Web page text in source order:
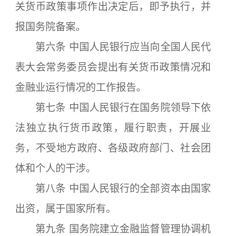
关货币政策事项作出决定后，即予执行，并
报国务院备案。
第六条 中国人民银行应当向全国人民代
表大会常务委员会提出有关货币政策情况和
金融业运行情况的工作报告。
第七条 中国人民银行在国务院领导下依
法独立执行货币政策，履行职责，开展业
务，不受地方政府、各级政府部门、社会团
体和个人的干涉。
第八条 中国人民银行的全部资本由国家
出资，属于国家所有。
第九条 国务院建立金融监督管理协调机